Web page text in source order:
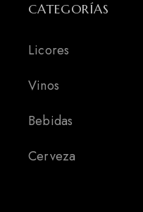
CATEGORÍAS
Licores
Vinos
Bebidas
Cerveza